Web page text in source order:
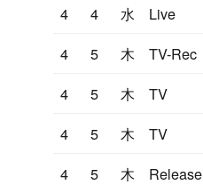
4
4 水 Live
4
5 木 TV-Rec
4
5 木 TV
4
5 木 TV
4
5 木 Release